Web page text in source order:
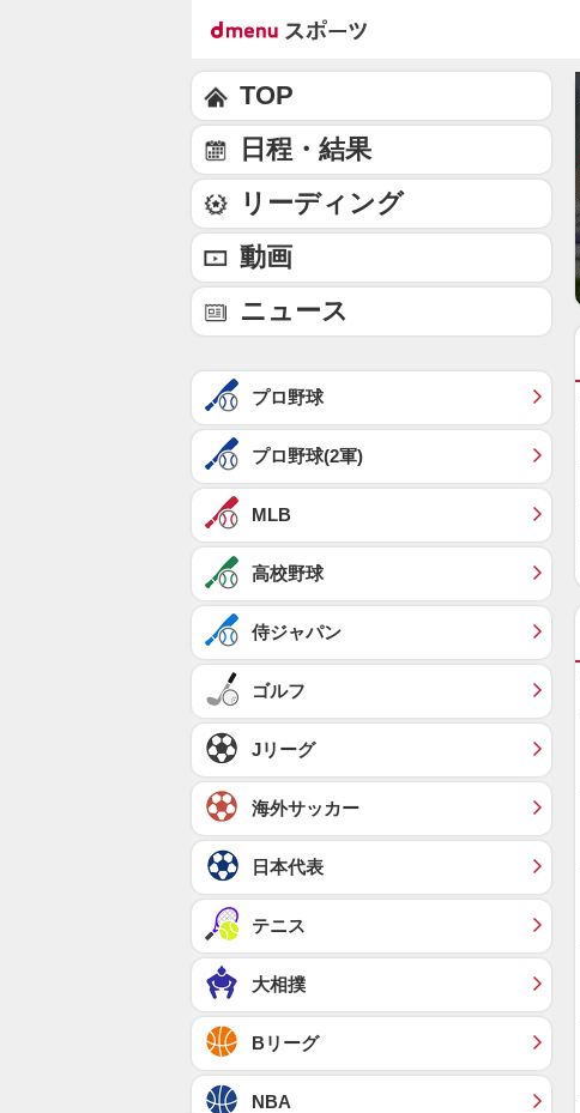
TOP
日程・結果
リーディング
動画
ニュース
プロ野球
プロ野球(2軍)
MLB
高校野球
侍ジャパン
ゴルフ
Jリーグ
海外サッカー
日本代表
テニス
大相撲
Bリーグ
NBA